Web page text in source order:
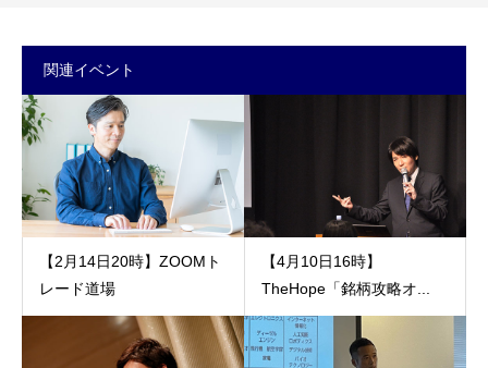
関連イベント
【2月14日20時】ZOOMト
レード道場
【4月10日16時】
TheHope「銘柄攻略オ...